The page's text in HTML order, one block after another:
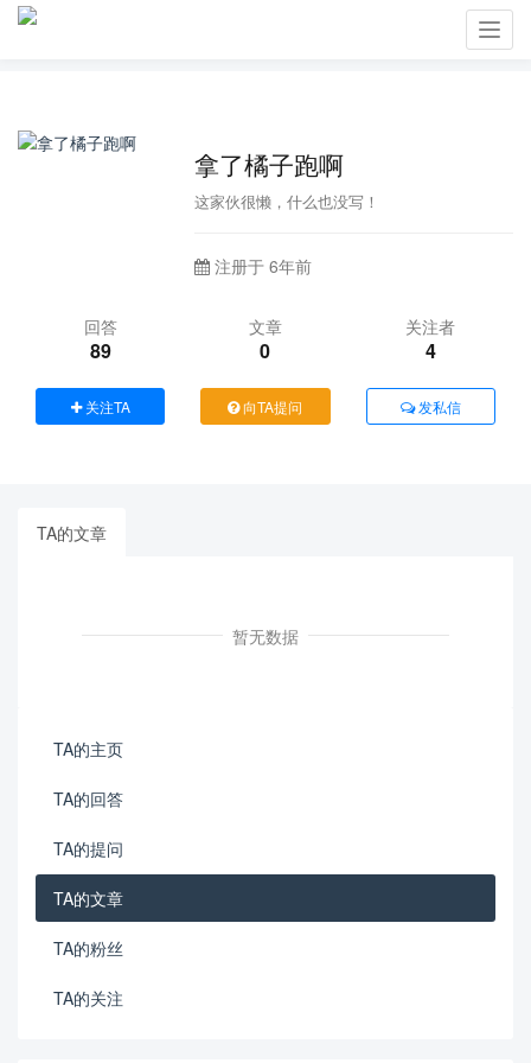
拿了橘子跑啊
这家伙很懒，什么也没写！
注册于 6年前
回答
89
文章
0
关注者
4
关注TA 向TA提问 发私信
TA的文章
暂无数据
TA的主页
TA的回答
TA的提问
TA的文章
TA的粉丝
TA的关注